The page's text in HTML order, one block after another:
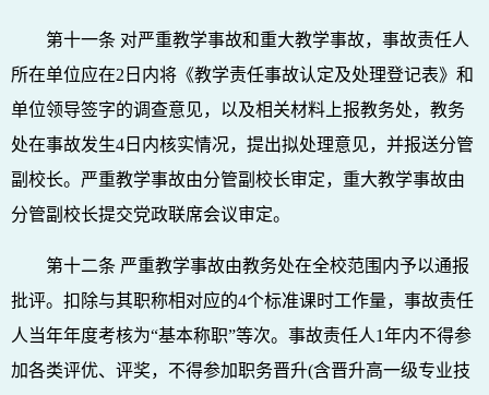
第十一条 对严重教学事故和重大教学事故，事故责任人
所在单位应在2日内将《教学责任事故认定及处理登记表》和
单位领导签字的调查意见，以及相关材料上报教务处，教务
处在事故发生4日内核实情况，提出拟处理意见，并报送分管
副校长。严重教学事故由分管副校长审定，重大教学事故由
分管副校长提交党政联席会议审定。
第十二条 严重教学事故由教务处在全校范围内予以通报
批评。扣除与其职称相对应的4个标准课时工作量，事故责任
人当年年度考核为“基本称职”等次。事故责任人1年内不得参
加各类评优、评奖，不得参加职务晋升(含晋升高一级专业技